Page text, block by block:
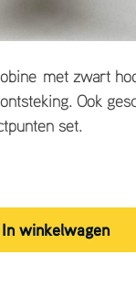
met zwart
Ook
set.
In winkelwagen